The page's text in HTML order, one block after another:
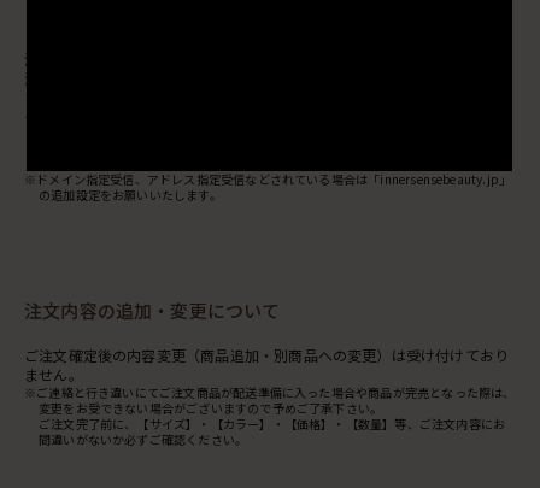
注文記録・注文履歴について
注文確定後、ご登録のメールアドレス宛に注文確認メールが配信されま
そちらのメールにより、ご購入情報のご確認がいただけます。
※ドメイン指定受信、アドレス指定受信などされている場合は「innersensebeauty.jp」
の追加設定をお願いいたします。
注文内容の追加・変更について
ご注文確定後の内容変更（商品追加・別商品への変更）は受け付けており
ません。
※ご連絡と行き違いにてご注文商品が配送準備に入った場合や商品が完売となった際は、
変更をお受できない場合がございますので予めご了承下さい。
ご注文完了前に、【サイズ】・【カラー】・【価格】・【数量】等、ご注文内容にお
間違いがないか必ずご確認ください。